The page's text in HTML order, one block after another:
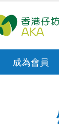
成為會員